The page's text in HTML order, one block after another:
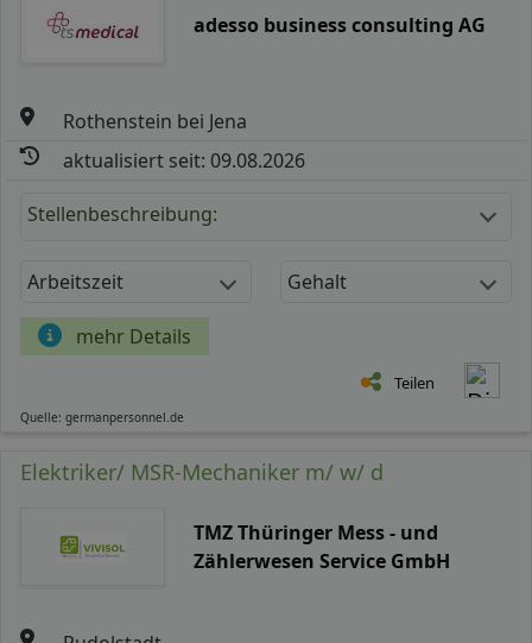
adesso business consulting AG
Rothenstein bei Jena
aktualisiert seit: 09.08.2026
Stellenbeschreibung:
Arbeitszeit Gehalt
mehr Details
Teilen
Quelle: germanpersonnel.de
Elektriker/ MSR-Mechaniker m/ w/ d
TMZ Thüringer Mess - und
Zählerwesen Service GmbH